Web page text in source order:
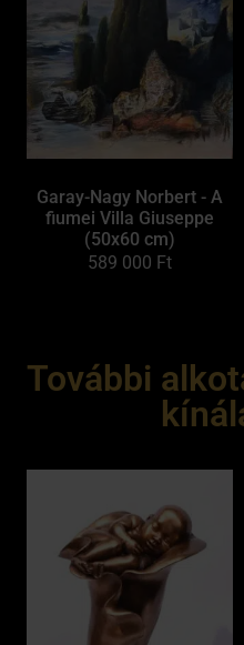
Garay-Nagy Norbert - A
fiumei Villa Giuseppe
(50x60 cm)
589 000 Ft
További